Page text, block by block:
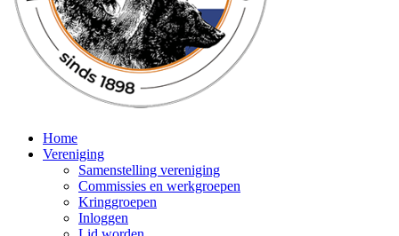
Home
Vereniging
Samenstelling vereniging
Commissies en werkgroepen
Kringgroepen
Inloggen